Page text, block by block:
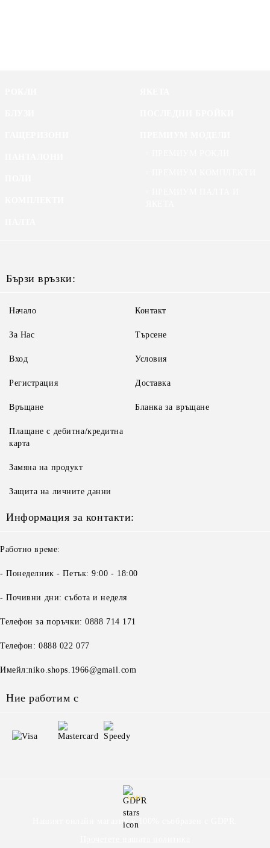
Бързи връзки:
Начало
За Нас
Вход
Регистрация
Контакт
Търсене
Условия
Доставка
Връщане
Плащане с дебитна/кредитна
карта
Замяна на продукт
Защита на личните данни
Бланка за връщане
Информация за контакти:
Работно време:
- Понеделник - Петък: 9:00 - 18:00
- Почивни дни: събота и неделя
Телефон за поръчки: 0888 714 171
Телефон: 0888 022 077
Имейл:niko.shops.1966@gmail.com
Ние работим с
GDPR
Нашият онлайн магазин е 100% съобразен с GDPR.